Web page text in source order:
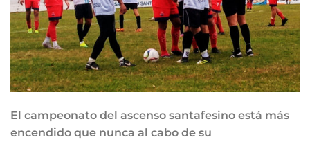
El campeonato del ascenso santafesino está más
encendido que nunca al cabo de su